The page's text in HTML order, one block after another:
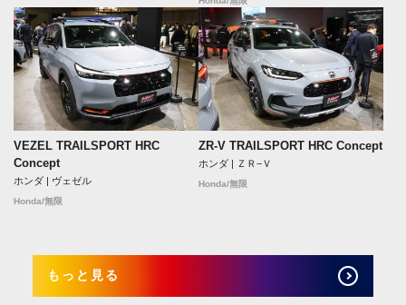
VEZEL TRAILSPORT HRC
Concept
ホンダ | ヴェゼル
Honda/無限
ZR-V TRAILSPORT HRC Concept
ホンダ | ＺＲ−Ｖ
Honda/無限
もっと見る